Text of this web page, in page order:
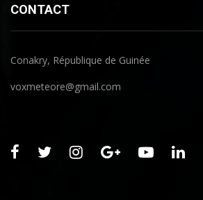
CONTACT
Conakry, République de Guinée
voxmeteore@gmail.com